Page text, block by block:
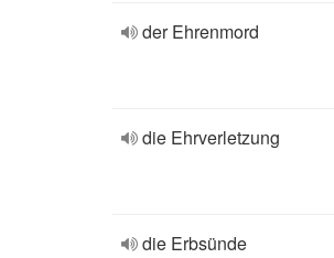
der Ehrenmord
die Ehrverletzung
die Erbsünde